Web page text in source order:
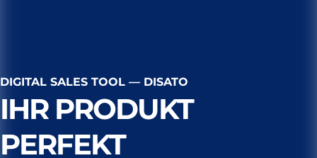
DIGITAL SALES TOOL — DISATO
IHR PRODUKT
PERFEKT